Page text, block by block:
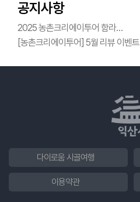
공지사항
2025 농촌크리에이투어 함라
한옥체험관 웨딩의상체험
[농촌크리에이투어] 5월 리뷰 이벤트
다이로움 시골여행
이용약관